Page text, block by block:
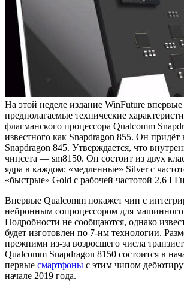
На этой неделе издание WinFuture
предполагаемые технические
флагманского процессора Qualcomm
известного как Snapdragon 855. Он
Snapdragon 845. Утверждается, что
чипсета — sm8150. Он состоит из двух
ядра в каждом: «медленные» Silver с
«быстрые» Gold с рабочей частотой 2,6
Впервые Qualcomm покажет чип с
нейронным сопроцессором для машинного
Подробности не сообщаются, однако
будет изготовлен по 7-нм технологии.
прежними из-за возросшего числа
Qualcomm Snapdragon 8150 состоится в
первые смартфоны с этим чипом
начале 2019 года.